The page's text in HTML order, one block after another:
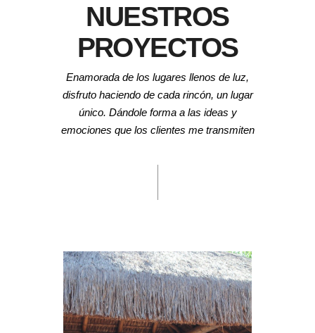
NUESTROS
PROYECTOS
Enamorada de los lugares llenos de luz,
disfruto haciendo de cada rincón, un lugar
único. Dándole forma a las ideas y
emociones que los clientes me transmiten